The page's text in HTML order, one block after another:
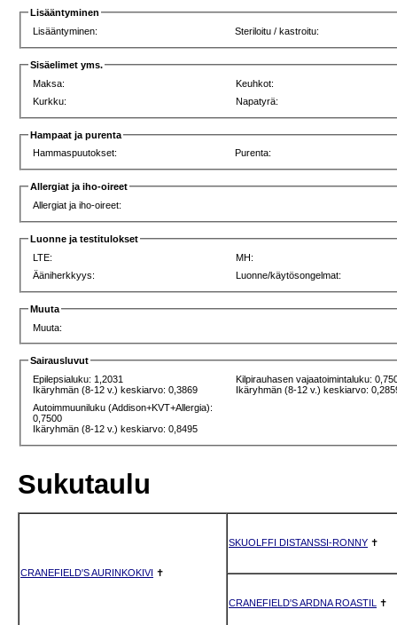
Lisääntyminen
Lisääntyminen:
Steriloitu / kastroitu:
Sisäelimet yms.
Maksa:
Keuhkot:
Kurkku:
Napatyrä:
Hampaat ja purenta
Hammaspuutokset:
Purenta:
Allergiat ja iho-oireet
Allergiat ja iho-oireet:
Luonne ja testitulokset
LTE:
MH:
Ääniherkkyys:
Luonne/käytösongelmat:
Muuta
Muuta:
Sairausluvut
Epilepsialuku: 1,2031
Ikäryhmän (8-12 v.) keskiarvo: 0,3869
Kilpirauhasen vajaatoimintaluku:
Ikäryhmän (8-12 v.) keskiarvo:
Autoimmuuniluku (Addison+KVT+Allergia):
0,7500
Ikäryhmän (8-12 v.) keskiarvo: 0,8495
Sukutaulu
CRANEFIELD'S AURINKOKIVI ✝
SKUOLFFI DISTANSSI-RONNY ✝
CRANEFIELD'S ARDNA ROASTIL ✝